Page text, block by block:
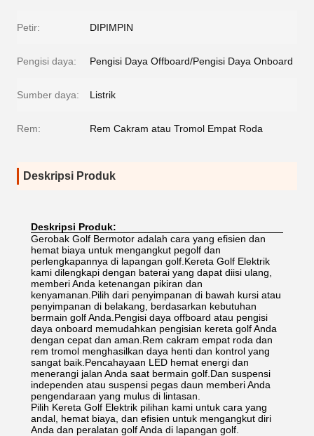
Petir: DIPIMPIN
Pengisi daya: Pengisi Daya Offboard/Pengisi Daya Onboard
Sumber daya: Listrik
Rem: Rem Cakram atau Tromol Empat Roda
Deskripsi Produk
Deskripsi Produk:
Gerobak Golf Bermotor adalah cara yang efisien dan
hemat biaya untuk mengangkut pegolf dan
perlengkapannya di lapangan golf.Kereta Golf Elektrik
kami dilengkapi dengan baterai yang dapat diisi ulang,
memberi Anda ketenangan pikiran dan
kenyamanan.Pilih dari penyimpanan di bawah kursi atau
penyimpanan di belakang, berdasarkan kebutuhan
bermain golf Anda.Pengisi daya offboard atau pengisi
daya onboard memudahkan pengisian kereta golf Anda
dengan cepat dan aman.Rem cakram empat roda dan
rem tromol menghasilkan daya henti dan kontrol yang
sangat baik.Pencahayaan LED hemat energi dan
menerangi jalan Anda saat bermain golf.Dan suspensi
independen atau suspensi pegas daun memberi Anda
pengendaraan yang mulus di lintasan.
Pilih Kereta Golf Elektrik pilihan kami untuk cara yang
andal, hemat biaya, dan efisien untuk mengangkut diri
Anda dan peralatan golf Anda di lapangan golf.